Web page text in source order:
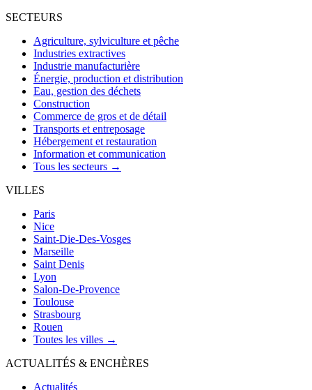
SECTEURS
Agriculture, sylviculture et pêche
Industries extractives
Industrie manufacturière
Énergie, production et distribution
Eau, gestion des déchets
Construction
Commerce de gros et de détail
Transports et entreposage
Hébergement et restauration
Information et communication
Tous les secteurs →
VILLES
Paris
Nice
Saint-Die-Des-Vosges
Marseille
Saint Denis
Lyon
Salon-De-Provence
Toulouse
Strasbourg
Rouen
Toutes les villes →
ACTUALITÉS & ENCHÈRES
Actualités